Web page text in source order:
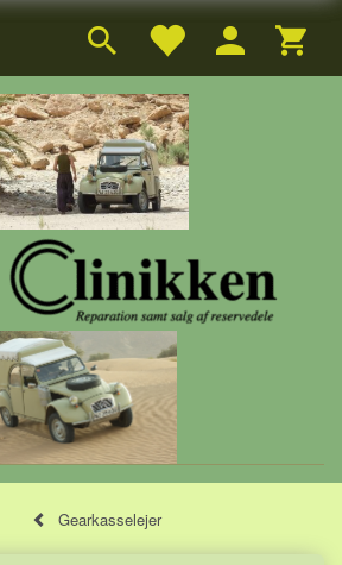
Gearkasselejer